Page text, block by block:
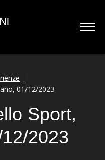
01/12/2023
Sport,
2023